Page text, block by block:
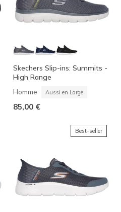
Skechers Slip-ins: Summits -
High Range
Homme Aussi en Large
85,00 €
Best-seller